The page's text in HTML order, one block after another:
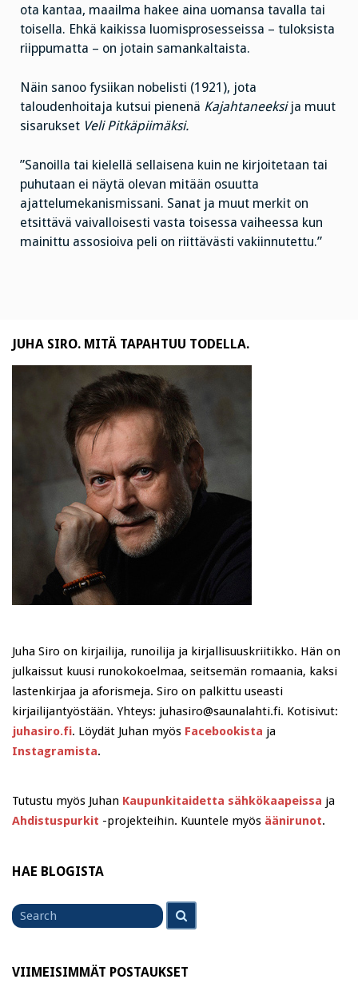
ota kantaa, maailma hakee aina uomansa tavalla tai
toisella. Ehkä kaikissa luomisprosesseissa – tuloksista
riippumatta – on jotain samankaltaista.
Näin sanoo fysiikan nobelisti (1921), jota
taloudenhoitaja kutsui pienenä Kajahtaneeksija muut
sisarukset Veli Pitkäpiimäksi.
”Sanoilla tai kielellä sellaisena kuin ne kirjoitetaan tai
puhutaan ei näytä olevan mitään osuutta
ajattelumekanismissani. Sanat ja muut merkit on
etsittävä vaivalloisesti vasta toisessa vaiheessa kun
mainittu assosioiva peli on riittävästi vakiinnutettu.”
JUHA SIRO. MITÄ TAPAHTUU TODELLA.
Juha Siro on kirjailija, runoilija ja kirjallisuuskriitikko. Hän on
julkaissut kuusi runokokoelmaa, seitsemän romaania, kaksi
lastenkirjaa ja aforismeja. Siro on palkittu useasti
kirjailijantyöstään. Yhteys: juhasiro@saunalahti.fi. Kotisivut:
juhasiro.fi. Löydät Juhan myös Facebookista ja
Instagramista.
Tutustu myös Juhan Kaupunkitaidetta sähkökaapeissa ja
Ahdistuspurkit -projekteihin. Kuuntele myös äänirunot.
HAE BLOGISTA
Search
for
VIIMEISIMMÄT POSTAUKSET